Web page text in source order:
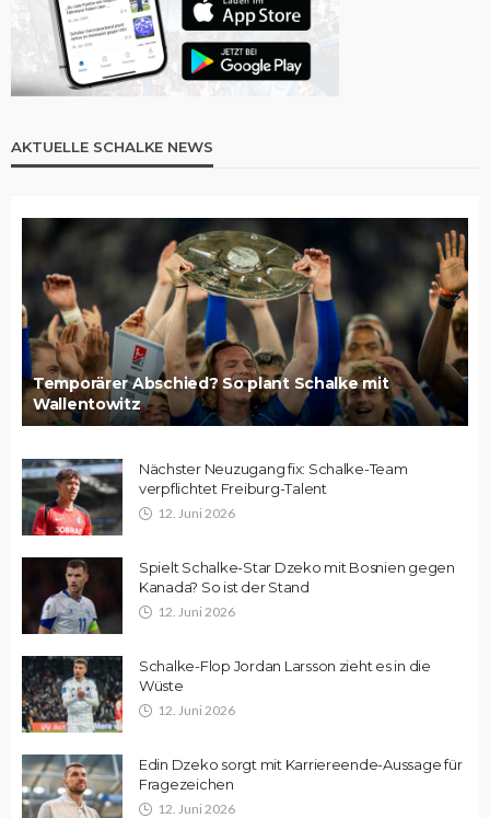
AKTUELLE SCHALKE NEWS
Temporärer Abschied? So plant Schalke mit
Wallentowitz
Nächster Neuzugang fix: Schalke-Team
verpflichtet Freiburg-Talent
12. Juni 2026
Spielt Schalke-Star Dzeko mit Bosnien gegen
Kanada? So ist der Stand
12. Juni 2026
Schalke-Flop Jordan Larsson zieht es in die
Wüste
12. Juni 2026
Edin Dzeko sorgt mit Karriereende-Aussage für
Fragezeichen
12. Juni 2026